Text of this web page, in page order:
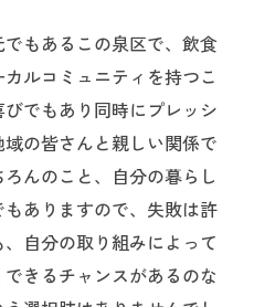
でもあるこの泉区で、飲食
ルコミュニティを持つこ
でもあり同時にプレッシ
の皆さんと親しい関係で
んのこと、自分の暮らし
ありますので、失敗は許
自分の取り組みによって
きるチャンスがあるのな